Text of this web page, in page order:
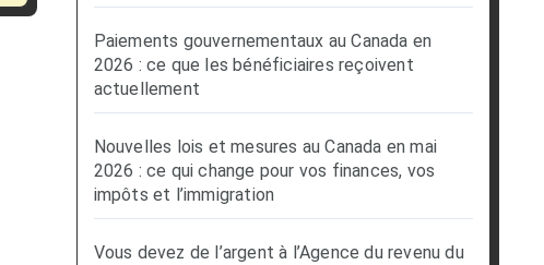
Paiements gouvernementaux au Canada en
2026 : ce que les bénéficiaires reçoivent
actuellement
Nouvelles lois et mesures au Canada en mai
2026 : ce qui change pour vos finances, vos
impôts et l’immigration
Vous devez de l’argent à l’Agence du revenu du